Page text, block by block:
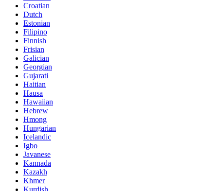
Croatian
Dutch
Estonian
Filipino
Finnish
Frisian
Galician
Georgian
Gujarati
Haitian
Hausa
Hawaiian
Hebrew
Hmong
Hungarian
Icelandic
Igbo
Javanese
Kannada
Kazakh
Khmer
Kurdish